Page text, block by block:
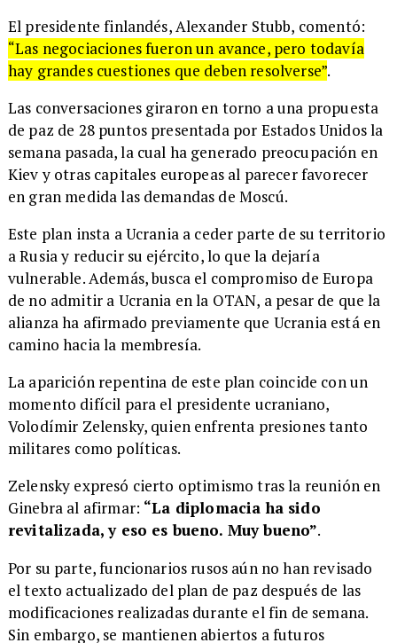
El presidente finlandés, Alexander Stubb, comentó:
“Las negociaciones fueron un avance, pero todavía
hay grandes cuestiones que deben resolverse”.
Las conversaciones giraron en torno a una propuesta
de paz de 28 puntos presentada por Estados Unidos la
semana pasada, la cual ha generado preocupación en
Kiev y otras capitales europeas al parecer favorecer
en gran medida las demandas de Moscú.
Este plan insta a Ucrania a ceder parte de su territorio
a Rusia y reducir su ejército, lo que la dejaría
vulnerable. Además, busca el compromiso de Europa
de no admitir a Ucrania en la OTAN, a pesar de que la
alianza ha afirmado previamente que Ucrania está en
camino hacia la membresía.
La aparición repentina de este plan coincide con un
momento difícil para el presidente ucraniano,
Volodímir Zelensky, quien enfrenta presiones tanto
militares como políticas.
Zelensky expresó cierto optimismo tras la reunión en
Ginebra al afirmar: “La diplomacia ha sido
revitalizada, y eso es bueno. Muy bueno”.
Por su parte, funcionarios rusos aún no han revisado
el texto actualizado del plan de paz después de las
modificaciones realizadas durante el fin de semana.
Sin embargo, se mantienen abiertos a futuros